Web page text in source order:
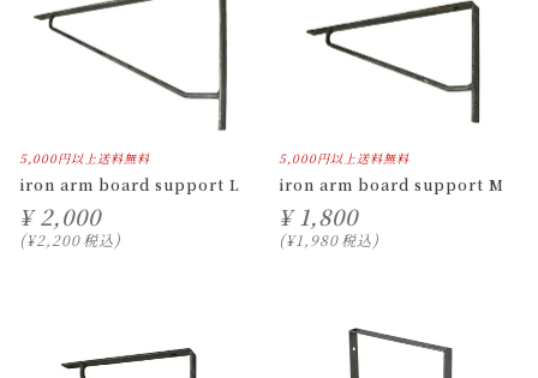
5,000円以上送料無料
iron arm board support L
¥ 2,000
¥2,200税込
5,000円以上送料無料
iron arm board support M
¥ 1,800
¥1,980税込